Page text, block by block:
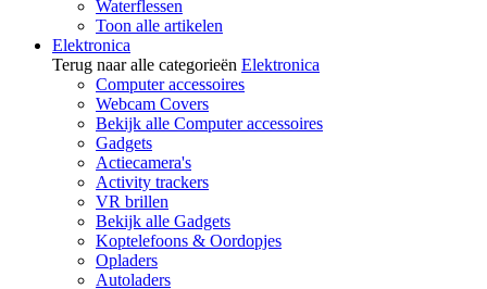
Waterflessen
Toon alle artikelen
Elektronica
Terug naar alle categorieën Elektronica
Computer accessoires
Webcam Covers
Bekijk alle Computer accessoires
Gadgets
Actiecamera's
Activity trackers
VR brillen
Bekijk alle Gadgets
Koptelefoons & Oordopjes
Opladers
Autoladers